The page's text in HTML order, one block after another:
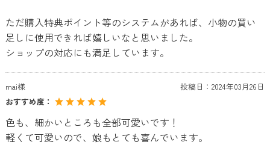
ただ購入特典ポイント等のシステムがあれば、小物の買い
足しに使用できれば嬉しいなと思いました。
ショップの対応にも満足しています。
mai様 投稿日： 2024年03月26日
おすすめ度：
色も、細かいところも全部可愛いです！
軽くて可愛いので、娘もとても喜んでいます。